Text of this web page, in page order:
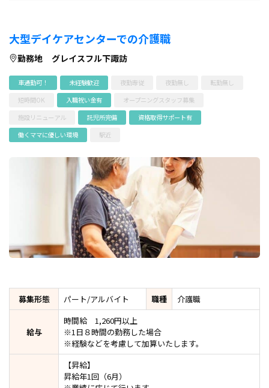
大型デイケアセンターでの介護職
勤務地 グレイスフル下諏訪
車通勤可！ 未経験歓迎 夜勤専従 夜勤無し
転勤無し
短時間OK
入職祝い金有
オープニングスタッフ募集
施設リニューアル
託児所完備
資格取得サポート有
働くママに優しい環境
駅近
募集形態 パート/アルバイト 職種 介護職
給与
時間給 1,260円以上
※1日８時間の勤務した場合
※経験などを考慮して加算いたします。
【昇給】
昇給年1回（6月）